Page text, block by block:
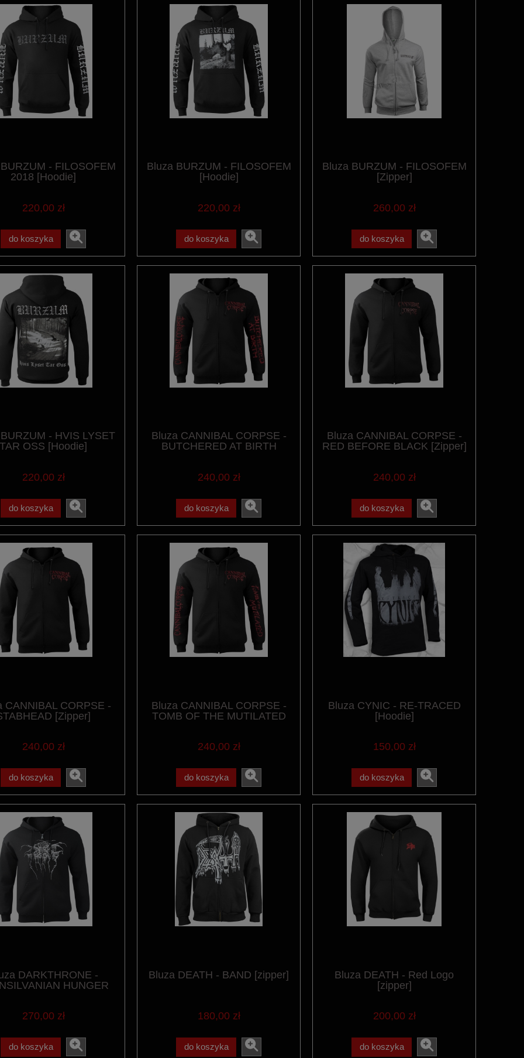
- FILOSOFEM
2018 [Hoodie]
220,00 zł
do koszyka
Bluza BURZUM - FILOSOFEM
[Hoodie]
220,00 zł
do koszyka
Bluza BURZUM - FILOSOFEM
[Zipper]
260,00 zł
do koszyka
- HVIS LYSET
TAR OSS [Hoodie]
220,00 zł
do koszyka
Bluza CANNIBAL CORPSE -
BUTCHERED AT BIRTH
240,00 zł
do koszyka
Bluza CANNIBAL CORPSE -
RED BEFORE BLACK [Zipper]
240,00 zł
do koszyka
CANNIBAL CORPSE -
[Zipper]
240,00 zł
do koszyka
Bluza CANNIBAL CORPSE -
TOMB OF THE MUTILATED
240,00 zł
do koszyka
Bluza CYNIC - RE-TRACED
[Hoodie]
150,00 zł
do koszyka
DARKTHRONE -
HUNGER
270,00 zł
do koszyka
Bluza DEATH - BAND [zipper]
180,00 zł
do koszyka
Bluza DEATH - Red Logo
[zipper]
200,00 zł
do koszyka